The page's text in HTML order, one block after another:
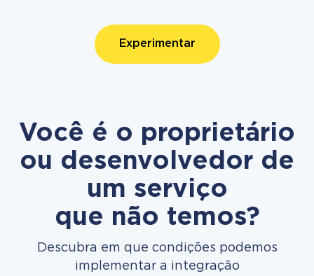
Experimentar
Você é o proprietário
ou desenvolvedor de
um serviço
que não temos?
Descubra em que condições podemos
implementar a integração